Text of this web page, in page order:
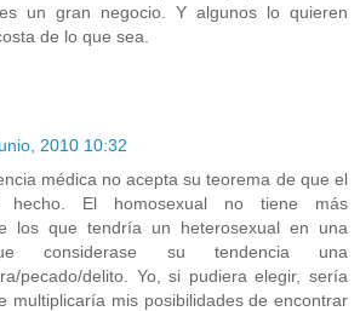
un gran negocio. Y algunos lo quieren
de lo que sea.
2010 10:32
médica no acepta su teorema de que el
hecho. El homosexual no tiene más
los que tendría un heterosexual en una
considerase su tendencia una
pecado/delito. Yo, si pudiera elegir, sería
multiplicaría mis posibilidades de encontrar